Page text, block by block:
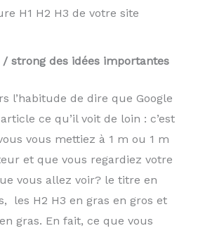
H1 H2 H3 de votre site
/ strong des idées importantes
l’habitude de dire que Google
ce qu’il voit de loin : c’est
vous mettiez à 1 m ou 1 m
et que vous regardiez votre
vous allez voir? le titre en
les H2 H3 en gras en gros et
gras. En fait, ce que vous